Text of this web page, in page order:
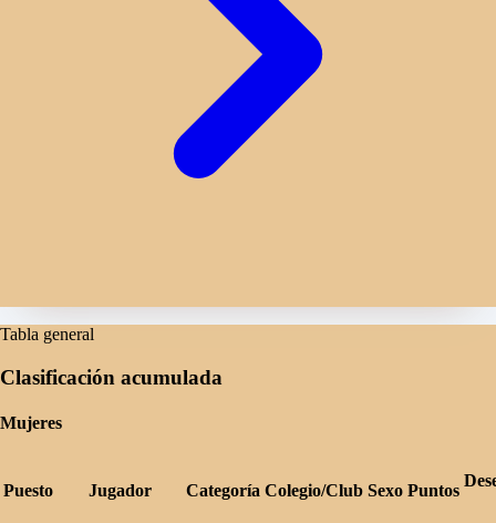
Tabla general
Clasificación acumulada
Mujeres
Puesto Jugador Categoría Colegio/Club Sexo Puntos